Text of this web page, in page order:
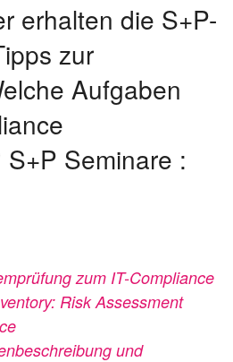
erhalten die S+P-
zur
Aufgaben
Seminare :
zum IT-Compliance
Risk Assessment
und